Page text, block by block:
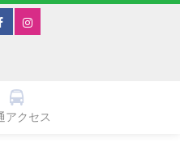
アクセス